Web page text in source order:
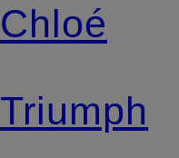
Chloé
Triumph